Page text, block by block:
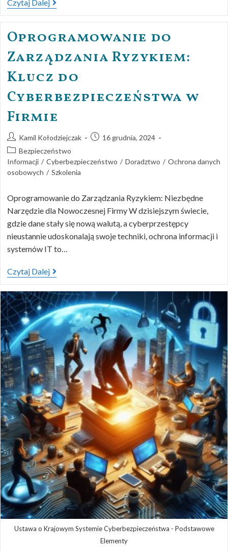
Czytaj Dalej
Oprogramowanie do
Zarządzania Ryzykiem:
Klucz do
Cyberbezpieczeństwa w
Firmie
Kamil Kołodziejczak
16 grudnia, 2024
Bezpieczeństwo
Informacji / Cyberbezpieczeństwo / Doradztwo / Ochrona danych
osobowych / Szkolenia
Oprogramowanie do Zarządzania Ryzykiem: Niezbędne
Narzędzie dla Nowoczesnej Firmy W dzisiejszym świecie,
gdzie dane stały się nową walutą, a cyberprzestępcy
nieustannie udoskonalają swoje techniki, ochrona informacji i
systemów IT to…
Czytaj Dalej
Ustawa o Krajowym Systemie Cyberbezpieczeństwa - Podstawowe
Elementy